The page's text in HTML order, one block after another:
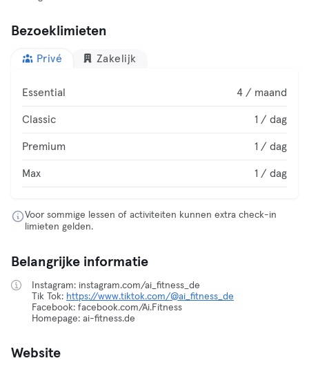
Bezoeklimieten
Privé Zakelijk
Essential 4 / maand
Classic 1 / dag
Premium 1 / dag
Max 1 / dag
Voor sommige lessen of activiteiten kunnen extra check-in
limieten gelden.
Belangrijke informatie
Instagram: instagram.com/ai_fitness_de
Tik Tok: https://www.tiktok.com/@ai_fitness_de
Facebook: facebook.com/Ai.Fitness
Homepage: ai-fitness.de
Website